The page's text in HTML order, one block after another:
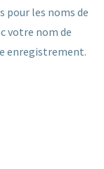
les noms de
votre nom de
enregistrement.